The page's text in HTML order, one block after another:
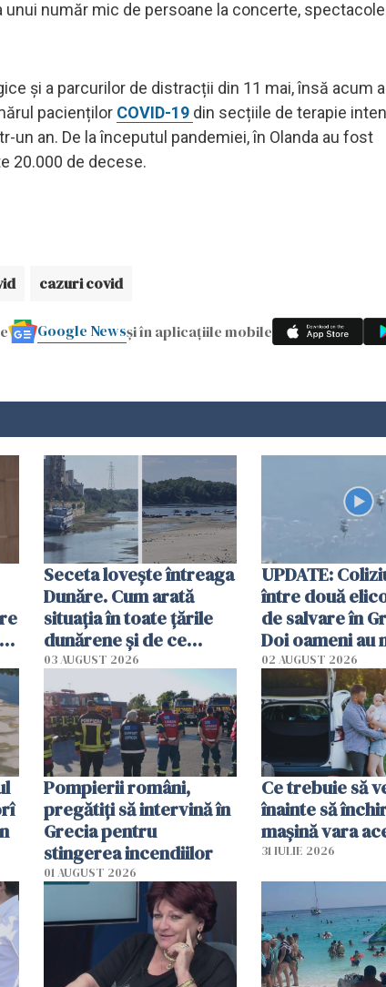
număr mic de persoane la concerte,
și a parcurilor de distracții din 11 mai, însă acum
pacienților COVID-19 din secțiile de terapie
an. De la începutul pandemiei, în Olanda au fost
20.000 de decese.
cazuri covid
Google Newsși în aplicațiile mobile
Seceta lovește întreaga
Dunăre. Cum arată
situația în toate țările
dunărene și de ce
România resimte
efectele, deși a plouat
în iulie
03 AUGUST 2026
UPDATE:
între două
de salvare în
Doi oameni au
02 AUGUST 2026
Pompierii români,
pregătiţi să intervină în
Grecia pentru
stingerea incendiilor
01 AUGUST 2026
Ce trebuie să
înainte să
mașină vara
31 IULIE 2026